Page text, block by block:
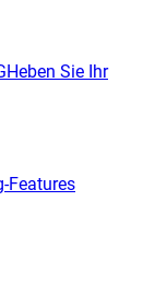
Heben Sie Ihr
Features